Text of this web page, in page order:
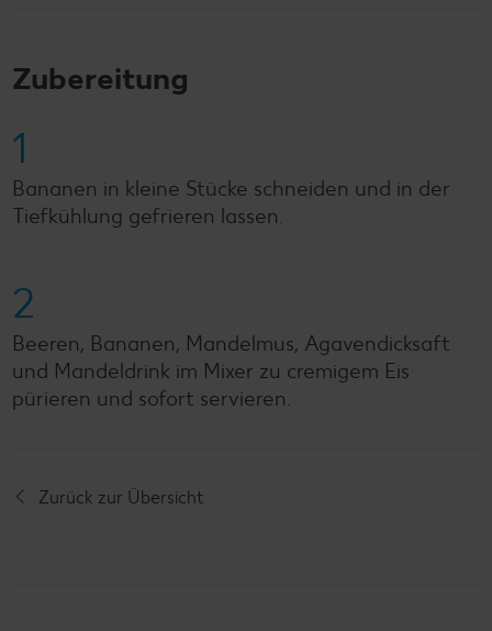
Zubereitung
1
Bananen in kleine Stücke schneiden und in der
Tiefkühlung gefrieren lassen.
2
Beeren, Bananen, Mandelmus, Agavendicksaft
und Mandeldrink im Mixer zu cremigem Eis
pürieren und sofort servieren.
Zurück zur Übersicht